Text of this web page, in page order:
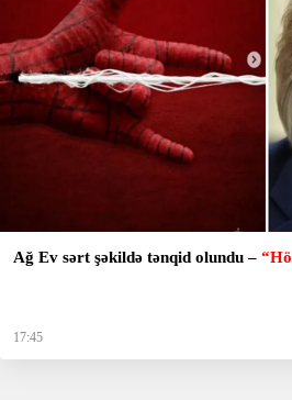
Ağ Ev sərt şəkildə tənqid olundu –
17:45